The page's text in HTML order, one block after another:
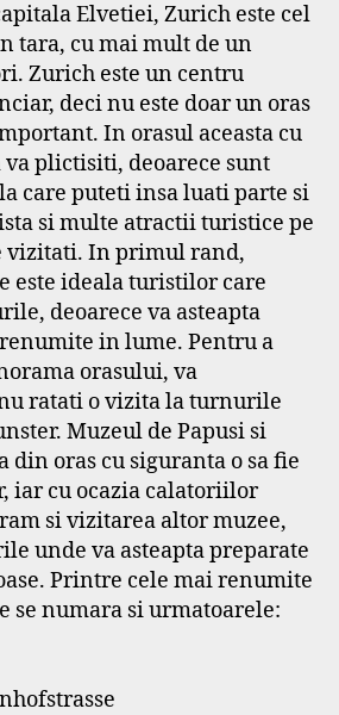
Elvetiei, Zurich este cel
tara, cu mai mult de un
Zurich este un centru
deci nu este doar un oras
In orasul aceasta cu
va plictisiti, deoarece sunt
care puteti insa luati parte si
si multe atractii turistice pe
vizitati. In primul rand,
este ideala turistilor care
deoarece va asteapta
in lume. Pentru a
orasului, va
ratati o vizita la turnurile
Muzeul de Papusi si
din oras cu siguranta o sa fie
iar cu ocazia calatoriilor
si vizitarea altor muzee,
unde va asteapta preparate
Printre cele mai renumite
se numara si urmatoarele: